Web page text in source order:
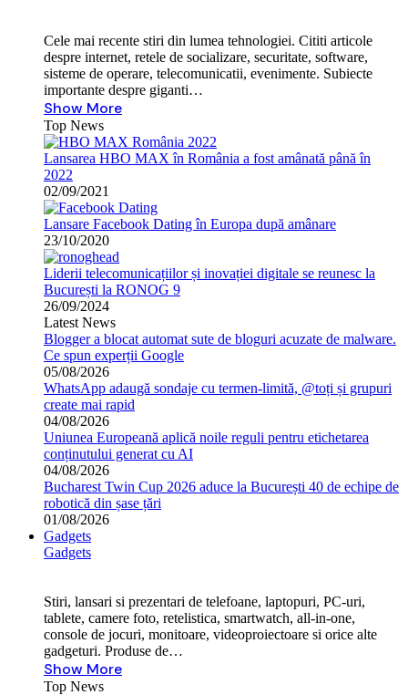
Cele mai recente stiri din lumea tehnologiei. Cititi articole
despre internet, retele de socializare, securitate, software,
sisteme de operare, telecomunicatii, evenimente. Subiecte
importante despre giganti…
Show More
Top News
Lansarea HBO MAX în România a fost amânată până în
2022
02/09/2021
Lansare Facebook Dating în Europa după amânare
23/10/2020
Liderii telecomunicațiilor și inovației digitale se reunesc la
București la RONOG 9
26/09/2024
Latest News
Blogger a blocat automat sute de bloguri acuzate de malware.
Ce spun experții Google
05/08/2026
WhatsApp adaugă sondaje cu termen-limită, @toți și grupuri
create mai rapid
04/08/2026
Uniunea Europeană aplică noile reguli pentru etichetarea
conținutului generat cu AI
04/08/2026
Bucharest Twin Cup 2026 aduce la București 40 de echipe de
robotică din șase țări
01/08/2026
Gadgets
Gadgets
Stiri, lansari si prezentari de telefoane, laptopuri, PC-uri,
tablete, camere foto, retelistica, smartwatch, all-in-one,
console de jocuri, monitoare, videoproiectoare si orice alte
gadgeturi. Produse de…
Show More
Top News